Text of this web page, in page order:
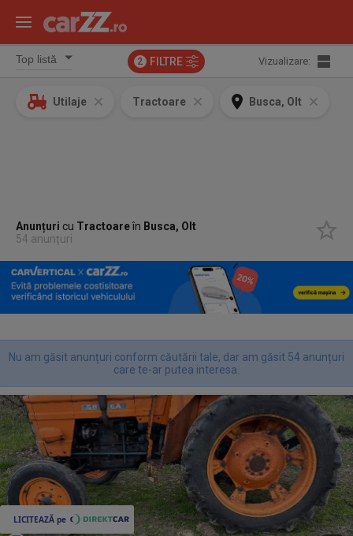
2 FILTRE Vizualizare:
Utilaje Tractoare Busca, Olt
Anunțuri cu Tractoareîn Busca, Olt
54 anunțuri
Nu am găsit anunțuri conform căutării tale, dar am găsit 54 anunțuri
care te-ar putea interesa.